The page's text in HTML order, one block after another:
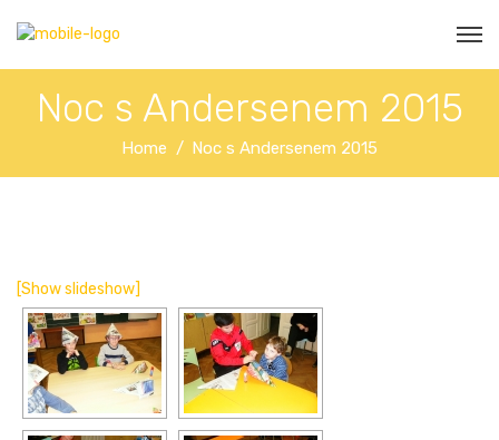
Noc s Andersenem 2015
Home Noc s Andersenem 2015
[Show slideshow]